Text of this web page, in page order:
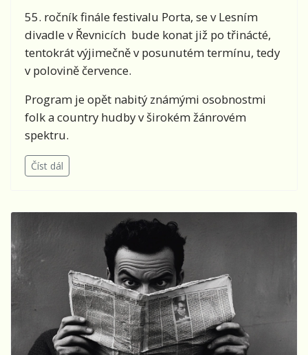
55. ročník finále festivalu Porta, se v Lesním
divadle v Řevnicích bude konat již po třinácté,
tentokrát výjimečně v posunutém termínu, tedy
v polovině července.
Program je opět nabitý známými osobnostmi
folk a country hudby v širokém žánrovém
spektru.
Číst dál